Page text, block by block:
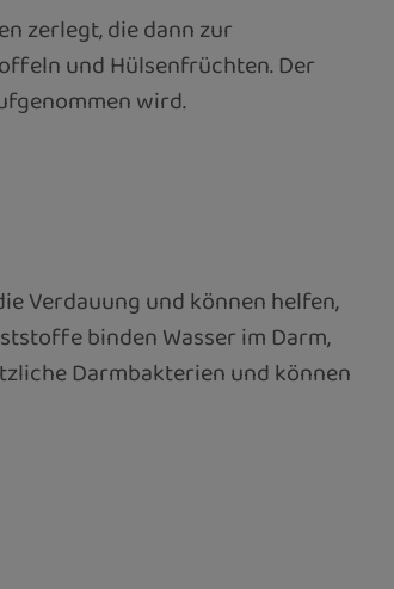
zerlegt, die dann zur
und Hülsenfrüchten. Der
wird.
Verdauung und können helfen,
binden Wasser im Darm,
Darmbakterien und können